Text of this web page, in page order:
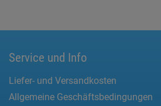
Service und Info
Liefer- und Versandkosten
Allgemeine Geschäftsbedingungen